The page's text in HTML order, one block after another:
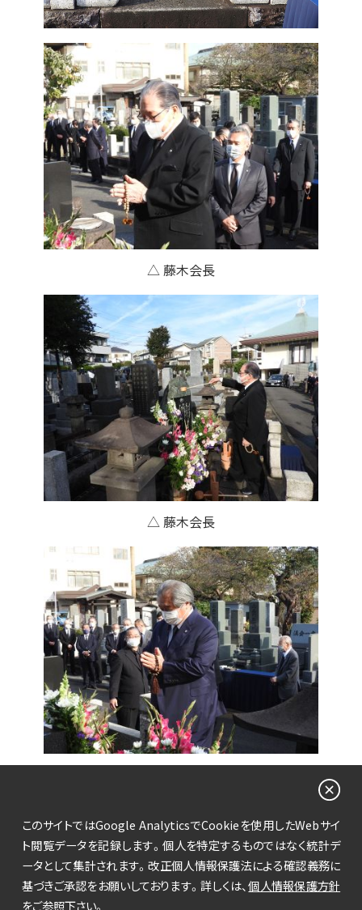
△ 藤木会長
△ 藤木会長
前のページへ戻る
このサイトではGoogle AnalyticsでCookieを使用したWebサイ
ト閲覧データを記録します。個人を特定するものではなく統計デ
ータとして集計されます。改正個人情報保護法による確認義務に
基づきご承認をお願いしております。詳しくは、個人情報保護方針
をご参照下さい。